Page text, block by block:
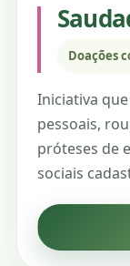
Doações
Iniciativa
pessoais,
próteses de
sociais